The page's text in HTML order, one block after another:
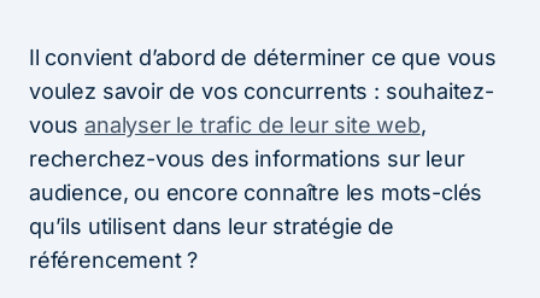
Il convient d’abord de déterminer ce que vous
voulez savoir de vos concurrents : souhaitez-
vousanalyser le trafic de leur site web,
recherchez-vous des informations sur leur
audience, ou encore connaître les mots-clés
qu’ils utilisent dans leur stratégie de
référencement ?